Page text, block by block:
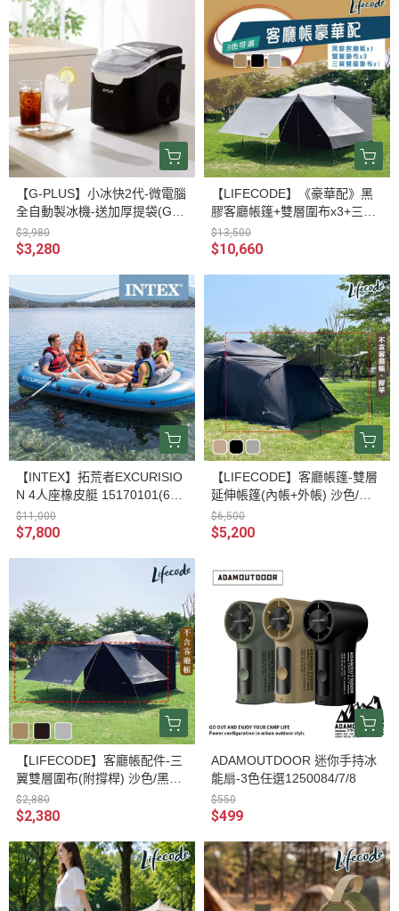
【G-PLUS】小冰快2代-微電腦
全自動製冰機-送加厚提袋(GP-I
M02)-2色可選 12320113/8
$3,980
$3,280
【LIFECODE】《豪華配》黑
膠客廳帳篷+雙層圍布x3+三翼
雙層圍布x1 沙色/黑色/水泥灰 1
2040036/7/8-98
$13,500
$10,660
【INTEX】拓荒者EXCURISIO
N 4人座橡皮艇 15170101(663
24NP)
$11,000
$7,800
【LIFECODE】客廳帳篷-雙層
延伸帳篷(內帳+外帳) 沙色/黑
色/水泥灰 12040036/7/8-66
$6,500
$5,200
【LIFECODE】客廳帳配件-三
翼雙層圍布(附撐桿) 沙色/黑色/
水泥灰 12040036/7/8-35
$2,880
$2,380
ADAMOUTDOOR 迷你手持冰
能扇-3色任選1250084/7/8
$550
$499